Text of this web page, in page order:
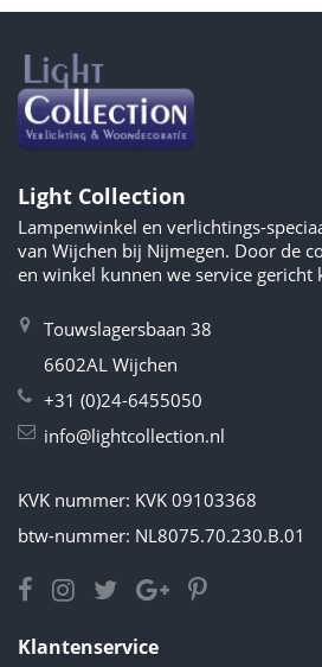
Light Collection
Lampenwinkel en verlichtings-
van Wijchen bij Nijmegen. Door de
en winkel kunnen we service gericht
Touwslagersbaan 38
6602AL Wijchen
+31 (0)24-6455050
info@lightcollection.nl
KVK nummer: KVK 09103368
btw-nummer: NL8075.70.230.B.01
Klantenservice